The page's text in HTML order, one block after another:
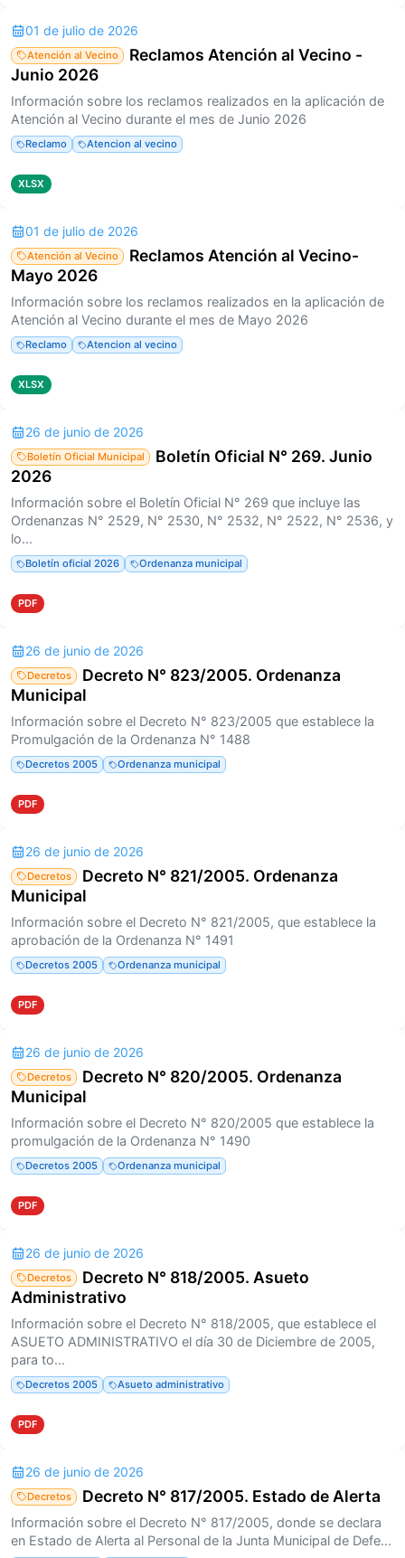
01 de julio de 2026
Atención al Vecino
Reclamos Atención al Vecino -
Junio 2026
Información sobre los reclamos realizados en la aplicación de
Atención al Vecino durante el mes de Junio 2026
Reclamo Atencion al vecino
XLSX
01 de julio de 2026
Atención al Vecino
Reclamos Atención al Vecino-
Mayo 2026
Información sobre los reclamos realizados en la aplicación de
Atención al Vecino durante el mes de Mayo 2026
Reclamo Atencion al vecino
XLSX
26 de junio de 2026
Boletín Oficial Municipal
Boletín Oficial N° 269. Junio
2026
Información sobre el Boletín Oficial N° 269 que incluye las
Ordenanzas N° 2529, N° 2530, N° 2532, N° 2522, N° 2536, y
lo...
Boletín oficial 2026 Ordenanza municipal
PDF
26 de junio de 2026
Decretos
Decreto N° 823/2005. Ordenanza
Municipal
Información sobre el Decreto N° 823/2005 que establece la
Promulgación de la Ordenanza N° 1488
Decretos 2005 Ordenanza municipal
PDF
26 de junio de 2026
Decretos
Decreto N° 821/2005. Ordenanza
Municipal
Información sobre el Decreto N° 821/2005, que establece la
aprobación de la Ordenanza N° 1491
Decretos 2005 Ordenanza municipal
PDF
26 de junio de 2026
Decretos
Decreto N° 820/2005. Ordenanza
Municipal
Información sobre el Decreto N° 820/2005 que establece la
promulgación de la Ordenanza N° 1490
Decretos 2005 Ordenanza municipal
PDF
26 de junio de 2026
Decretos
Decreto N° 818/2005. Asueto
Administrativo
Información sobre el Decreto N° 818/2005, que establece el
ASUETO ADMINISTRATIVO el día 30 de Diciembre de 2005,
para to...
Decretos 2005 Asueto administrativo
PDF
26 de junio de 2026
Decretos Decreto N° 817/2005. Estado de Alerta
Información sobre el Decreto N° 817/2005, donde se declara
en Estado de Alerta al Personal de la Junta Municipal de Defe...